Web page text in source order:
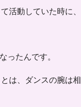
活動していた時に、
ったんです。
は、ダンスの腕は相